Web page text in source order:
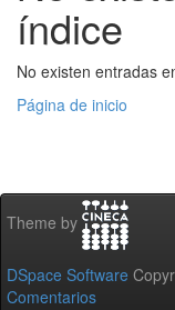
índice
No existen entradas
Página de inicio
Theme by
DSpace Software
Comentarios